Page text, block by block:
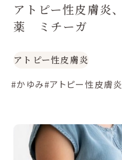
アトピー性皮膚炎
薬 ミチーガ
アトピー性皮膚炎
#かゆみ#アトピー性皮膚炎